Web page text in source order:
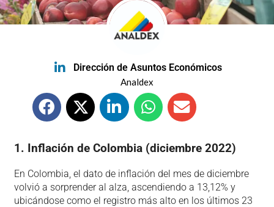
Dirección de Asuntos Económicos
Analdex
1. Inflación de Colombia (diciembre 2022)
En Colombia, el dato de inflación del mes de diciembre
volvió a sorprender al alza, ascendiendo a 13,12% y
ubicándose como el registro más alto en los últimos 23